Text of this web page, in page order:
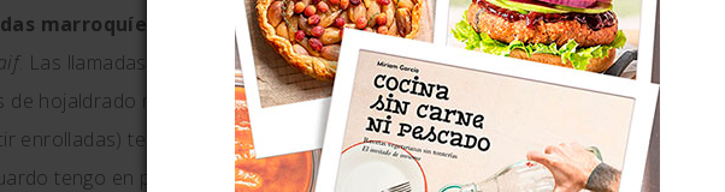
marroquíes
con distintos nombres, de las que la denominación
. Las llamadas
(que en árabe significa algo así como
hojaldrado más sencillo y forma cuadrada, y las
enrolladas) tendrían un hojaldrado más laborioso y forma redonda.
tengo en primicia la pronunciación de estas tres palabrillas